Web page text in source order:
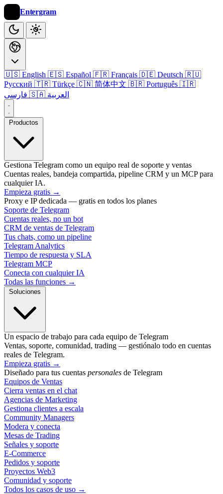
Entergram
🇺🇸 English 🇪🇸 Español 🇫🇷 Français 🇩🇪 Deutsch 🇷🇺
Русский 🇹🇷 Türkçe 🇨🇳 简体中文 🇧🇷 Português 🇮🇷
🇸🇦 العربية
Productos
Gestiona Telegram como un equipo real de soporte y ventas
Cuentas reales, bandeja compartida, pipeline CRM y un MCP para
cualquier IA.
Empieza gratis →
Proxy e IP dedicada — gratis en todos los planes
Soporte de Telegram
Cuentas reales, no un bot
CRM de ventas de Telegram
Tus chats, como un pipeline
Telegram Analytics
Tiempo de respuesta y SLA
Telegram MCP
Conecta con cualquier IA
Todas las funciones →
Soluciones
Un espacio de trabajo para cada equipo de Telegram
Ventas, soporte, comunidad, trading — gestiónalo todo en cuentas
reales de Telegram.
Empieza gratis →
Diseñado para tus cuentas personales de Telegram
Equipos de Ventas
Cierra ventas en el chat
Agencias de Marketing
Gestiona clientes a escala
Community Managers
Modera y conecta
Mesas de Trading
Señales y soporte
E-Commerce
Pedidos y soporte
Proyectos Web3
Comunidad y soporte
Todos los casos de uso →